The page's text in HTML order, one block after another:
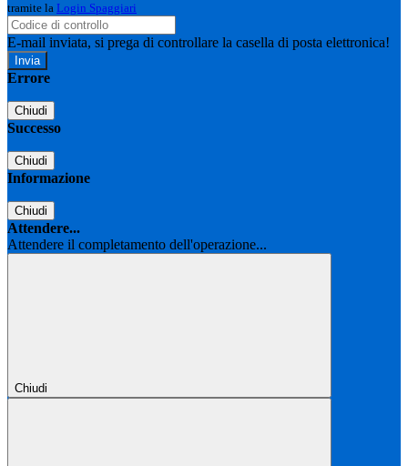
tramite la Login Spaggiari
E-mail inviata, si prega di controllare la casella di posta elettronica!
Errore
Chiudi
Successo
Chiudi
Informazione
Chiudi
Attendere...
Attendere il completamento dell'operazione...
Chiudi